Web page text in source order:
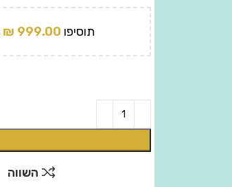
תוסיפו 999.00
₪
השווה